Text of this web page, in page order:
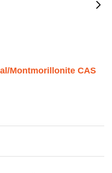
Montmorillonite CAS